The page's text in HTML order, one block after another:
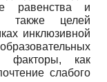
равенства и
также целей
инклюзивной
факторы, как
слабого